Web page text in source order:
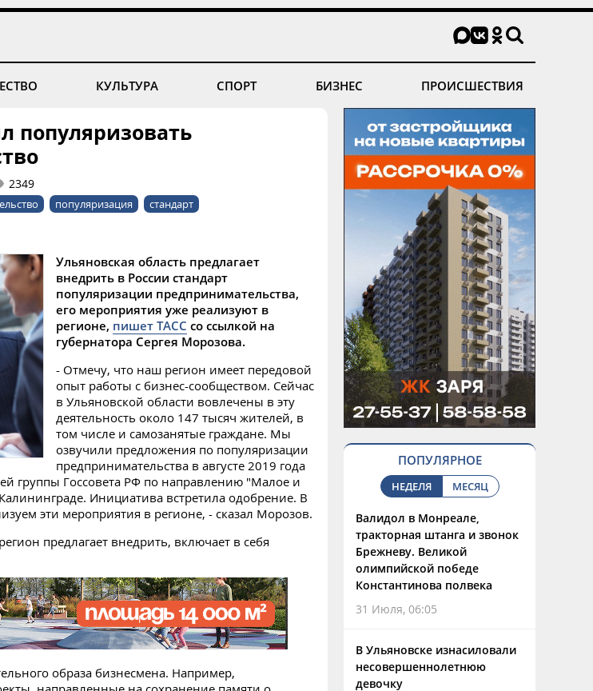
КУЛЬТУРА СПОРТ БИЗНЕС ПРОИСШЕСТВИЯ
популяризовать
2349
популяризация
стандарт
Ульяновская область предлагает
внедрить в России стандарт
популяризации предпринимательства,
его мероприятия уже реализуют в
регионе, пишет ТАСС со ссылкой на
губернатора Сергея Морозова.
- Отмечу, что наш регион имеет передовой
опыт работы с бизнес-сообществом. Сейчас
в Ульяновской области вовлечены в эту
деятельность около 147 тысяч жителей, в
том числе и самозанятые граждане. Мы
озвучили предложения по популяризации
предпринимательства в августе 2019 года
группы Госсовета РФ по направлению "Малое и
Инициатива встретила одобрение. В
эти мероприятия в регионе, - сказал Морозов.
предлагает внедрить, включает в себя
образа бизнесмена. Например,
ПОПУЛЯРНОЕ
НЕДЕЛЯ МЕСЯЦ
Валидол в Монреале,
тракторная штанга и звонок
Брежневу. Великой
олимпийской победе
Константинова полвека
31 Июля, 06:05
В Ульяновске изнасиловали
несовершеннолетнюю
девочку